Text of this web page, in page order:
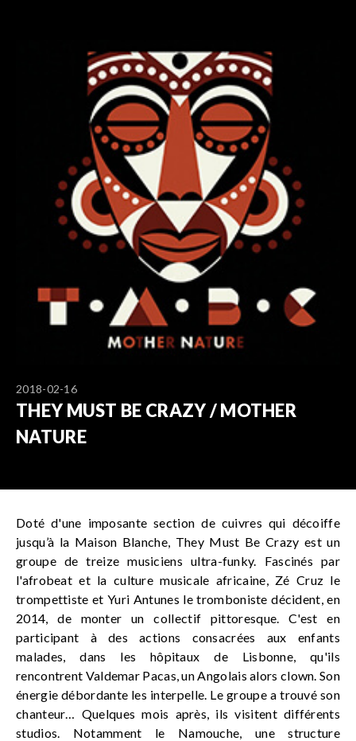
2018-02-16
THEY MUST BE CRAZY / MOTHER
NATURE
Doté d'une imposante section de cuivres qui décoiffe
jusqu’à la Maison Blanche, They Must Be Crazy est un
groupe de treize musiciens ultra-funky. Fascinés par
l'afrobeat et la culture musicale africaine, Zé Cruz le
trompettiste et Yuri Antunes le tromboniste décident, en
2014, de monter un collectif pittoresque. C'est en
participant à des actions consacrées aux enfants
malades, dans les hôpitaux de Lisbonne, qu'ils
rencontrent Valdemar Pacas, un Angolais alors clown. Son
énergie débordante les interpelle. Le groupe a trouvé son
chanteur… Quelques mois après, ils visitent différents
studios. Notamment le Namouche, une structure